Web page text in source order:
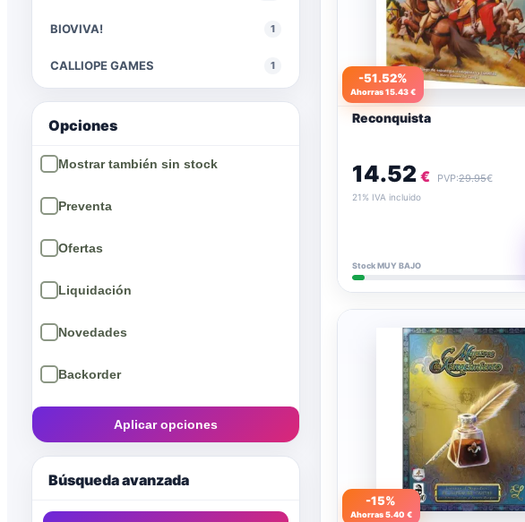
BIOVIVA! 1
CALLIOPE GAMES 1
Devir 13
EDGE
FANTASY FLIGHT GAMES
Galeforce Nine
GAMELIN
GDM
GENX
LOOKOUTSPILE
Opciones
Aplicar opciones
Búsqueda avanzada
-51.52%
Ahorras 15.43 €
Reconquista
14.52 € PVP:29.95€
21% IVA incluido
Stock MUY BAJO
-15%
Ahorras 5.40 €